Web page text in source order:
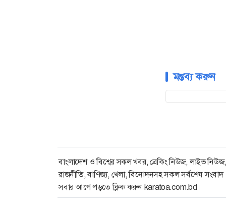
মন্তব্য করুন
বাংলাদেশ ও বিশ্বের সকল খবর, ব্রেকিং নিউজ, লাইভ নিউজ,
রাজনীতি, বাণিজ্য, খেলা, বিনোদনসহ সকল সর্বশেষ সংবাদ
সবার আগে পড়তে ক্লিক করুন karatoa.com.bd।